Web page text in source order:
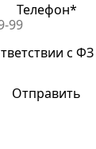
Телефон*
с